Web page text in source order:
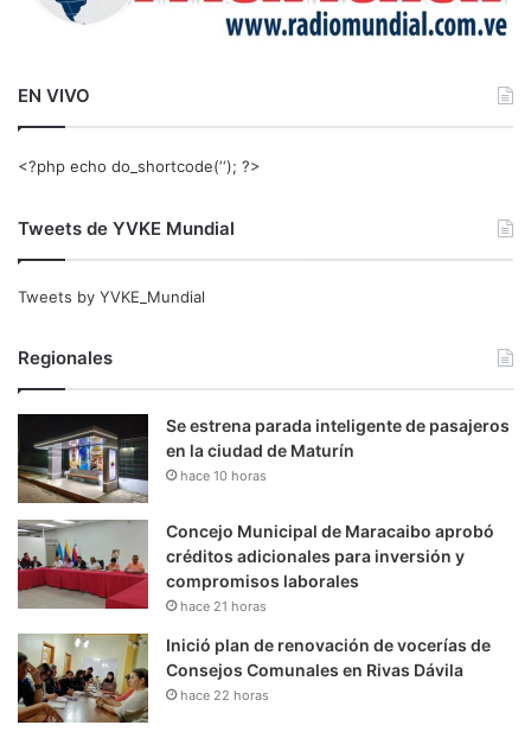
EN VIVO
<?php echo do_shortcode(‘‘); ?>
Tweets de YVKE Mundial
Tweets by YVKE_Mundial
Regionales
Se estrena parada inteligente de pasajeros
en la ciudad de Maturín
hace 10 horas
Concejo Municipal de Maracaibo aprobó
créditos adicionales para inversión y
compromisos laborales
hace 21 horas
Inició plan de renovación de vocerías de
Consejos Comunales en Rivas Dávila
hace 22 horas